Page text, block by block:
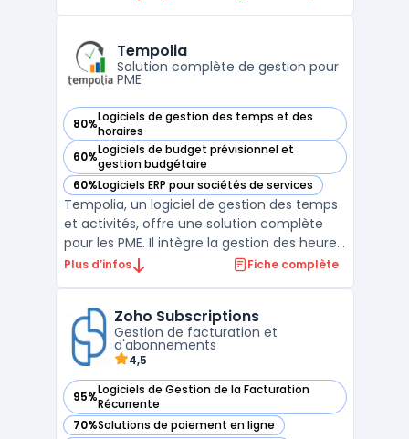
trésorerie, achats, ventes et pilotage
budgétaire. Le module co ...
Tempolia
Solution complète de gestion pour
PME
80%Logiciels de gestion des temps et des
horaires
— voir Tempolia dans cette catégorie
60%Logiciels de budget prévisionnel et
gestion budgétaire
— voir Tempolia dans cette catégorie
60%Logiciels ERP pour sociétés de services
— voir Tempolia dans cette catégorie
Tempolia, un logiciel de gestion des temps
et activités, offre une solution complète
pour les PME. Il intègre la gestion des heures
travaillées, la planification des ressources
suivi des heures travaillées en ent ...
Plus d’infos Fiche complète
Zoho Subscriptions
Gestion de facturation et
d'abonnements
4,5
95%Logiciels de Gestion de la Facturation
Récurrente
— voir Zoho Subscriptions dans cette catégorie
70%Solutions de paiement en ligne
— voir Zoho Subscriptions dans cette catégorie